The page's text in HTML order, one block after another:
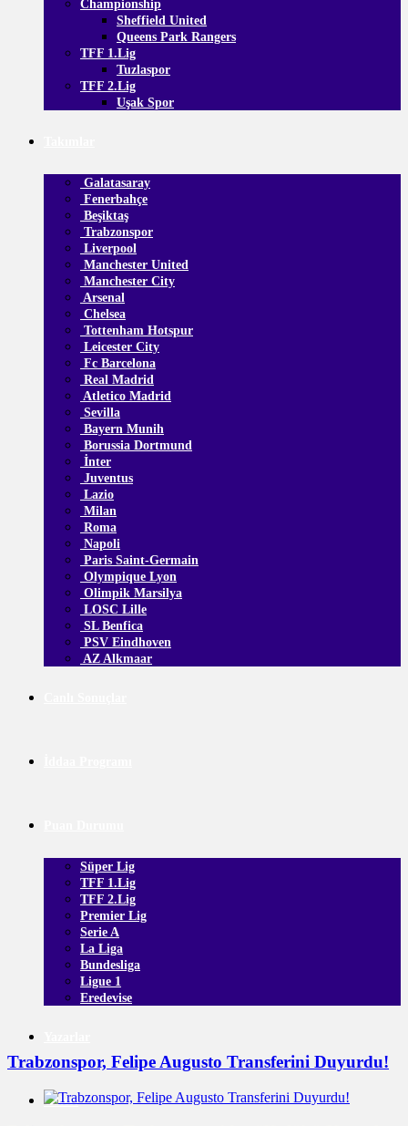
Championship
Sheffield United
Queens Park Rangers
TFF 1.Lig
Tuzlaspor
TFF 2.Lig
Uşak Spor
Galatasaray
Fenerbahçe
Beşiktaş
Trabzonspor
Liverpool
Manchester United
Manchester City
Arsenal
Chelsea
Tottenham Hotspur
Leicester City
Fc Barcelona
Real Madrid
Atletico Madrid
Sevilla
Bayern Munih
Borussia Dortmund
İnter
Juventus
Lazio
Milan
Roma
Napoli
Paris Saint-Germain
Olympique Lyon
Olimpik Marsilya
LOSC Lille
SL Benfica
PSV Eindhoven
AZ Alkmaar
Süper Lig
TFF 1.Lig
TFF 2.Lig
Premier Lig
Serie A
La Liga
Bundesliga
Ligue 1
Eredevise
Galeri
Trabzonspor, Felipe Augusto Transferini Duyurdu!